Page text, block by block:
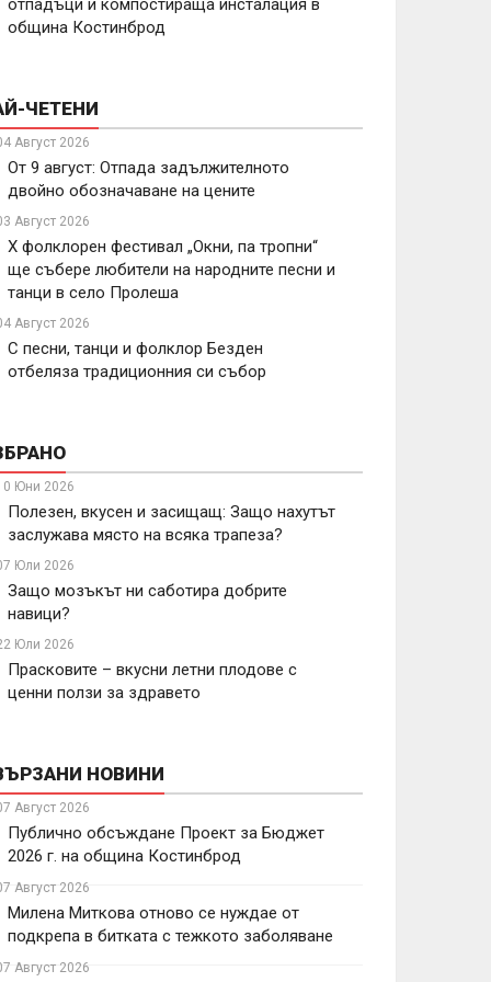
отпадъци и компостираща инсталация в
община Костинброд
ЧЕТЕНИ
Август 2026
От 9 август: Отпада задължителното
двойно обозначаване на цените
Август 2026
X фолклорен фестивал „Окни, па тропни“
ще събере любители на народните песни и
танци в село Пролеша
Август 2026
С песни, танци и фолклор Безден
отбеляза традиционния си събор
Юни 2026
Полезен, вкусен и засищащ: Защо нахутът
заслужава място на всяка трапеза?
Юли 2026
Защо мозъкът ни саботира добрите
навици?
Юли 2026
Прасковите – вкусни летни плодове с
ценни ползи за здравето
НОВИНИ
Август 2026
Публично обсъждане Проект за Бюджет
2026 г. на община Костинброд
Август 2026
Милена Миткова отново се нуждае от
подкрепа в битката с тежкото заболяване
Август 2026